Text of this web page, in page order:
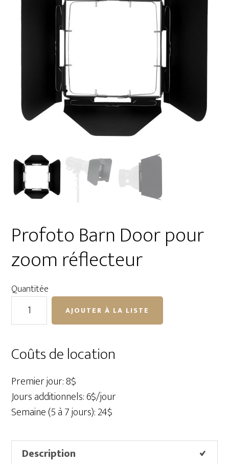
Profoto Barn Door pour
zoom réflecteur
Quantitée
quantité
Barn
pour
zoom
réflecteur
AJOUTER À LA LISTE
Coûts de location
Premier jour: 8$
Jours additionnels: 6$/jour
Semaine (5 à 7 jours): 24$
Description